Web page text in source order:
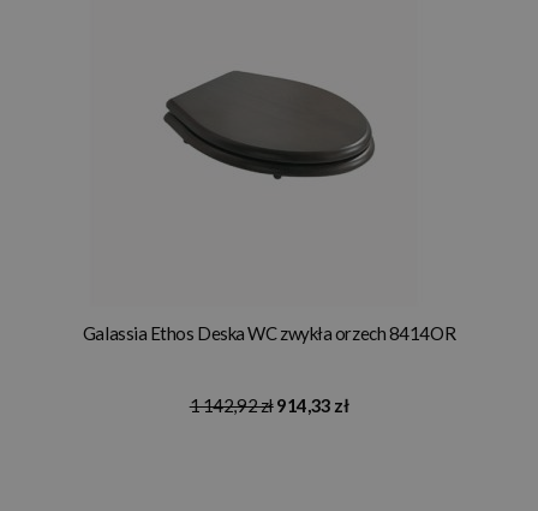
Galassia Ethos Deska WC zwykła orzech 8414OR
1 142,92 zł914,33 zł